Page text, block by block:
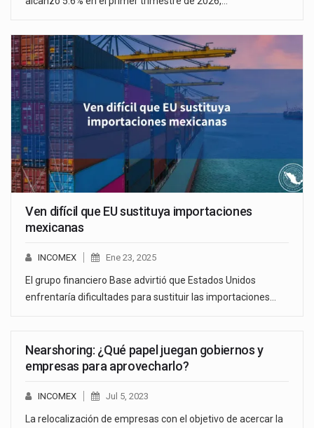
Ven difícil que EU sustituya importaciones
mexicanas
INCOMEX Ene 23, 2025
El grupo financiero Base advirtió que Estados Unidos
enfrentaría dificultades para sustituir las importaciones…
Nearshoring: ¿Qué papel juegan gobiernos y
empresas para aprovecharlo?
INCOMEX Jul 5, 2023
La relocalización de empresas con el objetivo de acercar la